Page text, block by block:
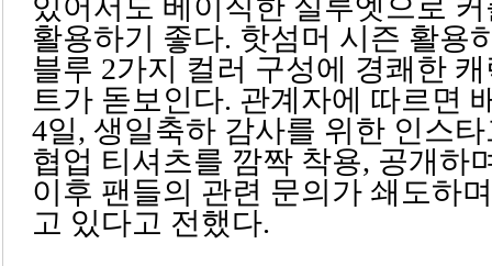
있어서도 베이직한 실루엣으로
활용하기 좋다. 핫섬머 시즌 활용
블루 2가지 컬러 구성에 경쾌한
트가 돋보인다. 관계자에 따르면
4일, 생일축하 감사를 위한 인스
협업 티셔츠를 깜짝 착용, 공개하
이후 팬들의 관련 문의가 쇄도하
고 있다고 전했다.